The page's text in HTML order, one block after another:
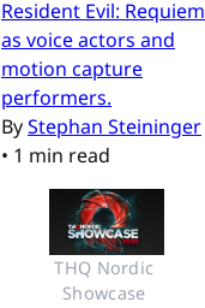
Resident Evil: Requiem
as voice actors and
motion capture
performers.
ByStephan Steininger
• 1 min read
THQ Nordic
Showcase